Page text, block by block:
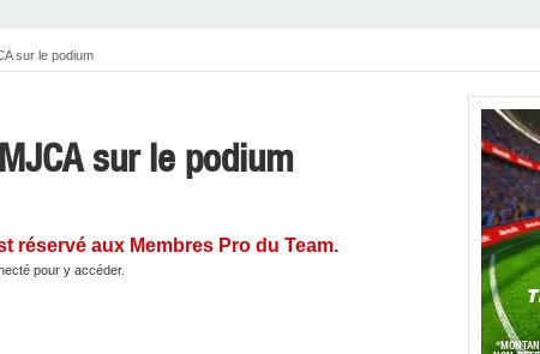
sur le podium
sur le podium
réservé aux Membres Pro du Team.
pour y accéder.